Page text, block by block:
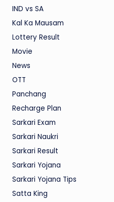
IND vs SA
Kal Ka Mausam
Lottery Result
Movie
News
OTT
Panchang
Recharge Plan
Sarkari Exam
Sarkari Naukri
Sarkari Result
Sarkari Yojana
Sarkari Yojana Tips
Satta King